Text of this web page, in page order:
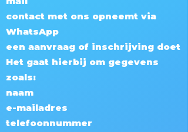
contact met ons opneemt via
WhatsApp
een aanvraag of inschrijving doet
Het gaat hierbij om gegevens
zoals:
naam
e-mailadres
telefoonnummer